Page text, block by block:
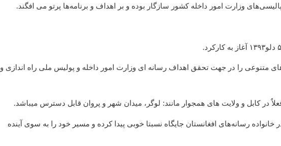
پالیسی‌های وزارت امور داخله کشور سازگار بوده و بر اهداف و برنامه‌ها پرتو می افگند.
های متنوعی را در جهت تحقق اهداف رسانه ‌ای وزارت امور داخله و پولیس ملی راه اندازی و
در کابل و ولایت های همجوار مانند: لوگر، میدان شهر و پروان قابل دسترس میباشد.
خانواده رسانه‌های افغانستان جایگاه نسبتا خوبی پیدا کرده و مسیر خود را به سوی آینده